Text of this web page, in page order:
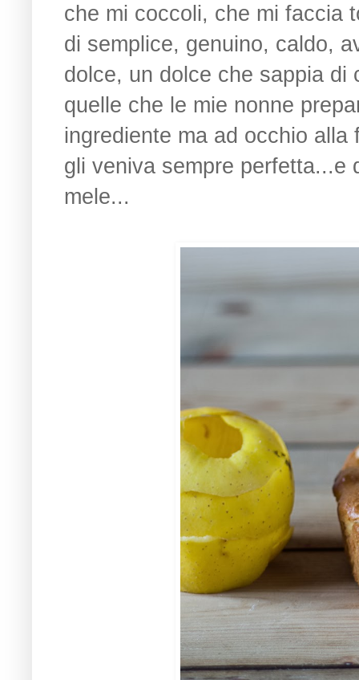
che mi coccoli, che mi faccia
di semplice, genuino, caldo,
dolce, un dolce che sappia di
quelle che le mie nonne
ingrediente ma ad occhio
gli veniva sempre perfetta...e
mele...